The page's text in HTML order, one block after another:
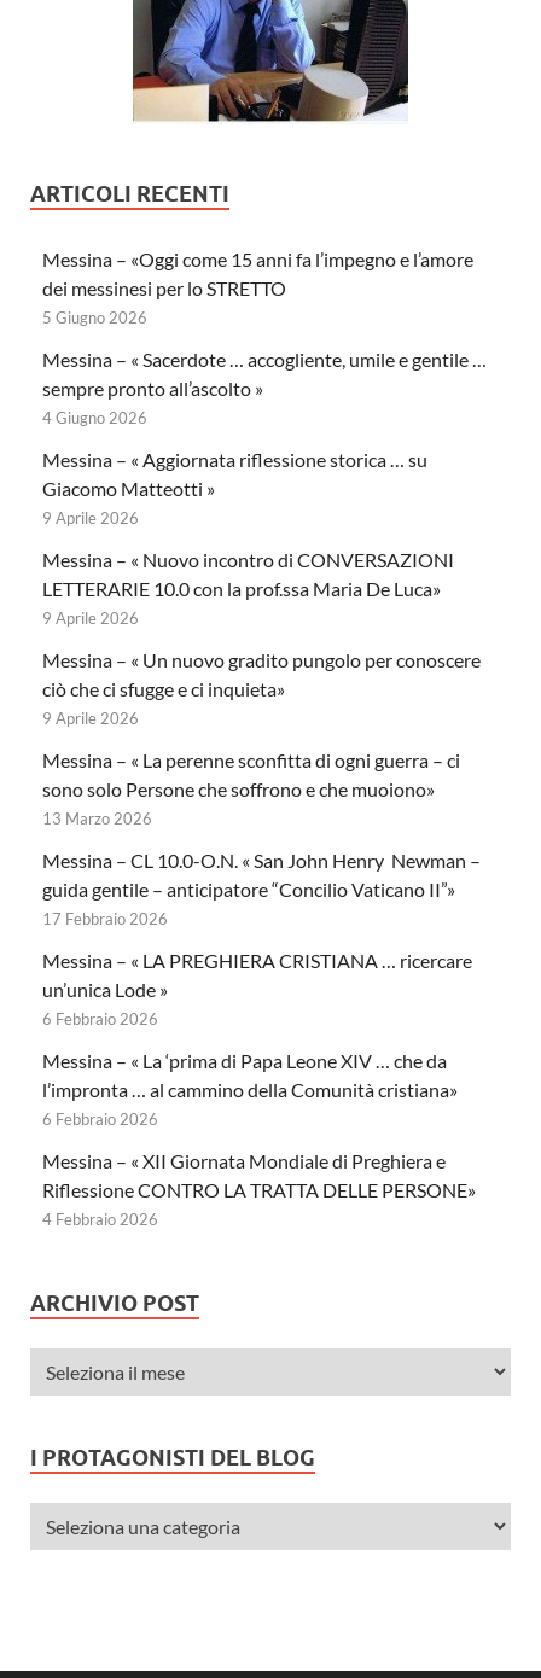
ARTICOLI RECENTI
Messina – «Oggi come 15 anni fa l’impegno e l’amore
dei messinesi per lo STRETTO
5 Giugno 2026
Messina – « Sacerdote … accogliente, umile e gentile …
sempre pronto all’ascolto »
4 Giugno 2026
Messina – « Aggiornata riflessione storica … su
Giacomo Matteotti »
9 Aprile 2026
Messina – « Nuovo incontro di CONVERSAZIONI
LETTERARIE 10.0 con la prof.ssa Maria De Luca»
9 Aprile 2026
Messina – « Un nuovo gradito pungolo per conoscere
ciò che ci sfugge e ci inquieta»
9 Aprile 2026
Messina – « La perenne sconfitta di ogni guerra – ci
sono solo Persone che soffrono e che muoiono»
13 Marzo 2026
Messina – CL 10.0-O.N. « San John Henry Newman –
guida gentile – anticipatore “Concilio Vaticano II”»
17 Febbraio 2026
Messina – « LA PREGHIERA CRISTIANA … ricercare
un’unica Lode »
6 Febbraio 2026
Messina – « La ‘prima di Papa Leone XIV … che da
l’impronta … al cammino della Comunità cristiana»
6 Febbraio 2026
Messina – « XII Giornata Mondiale di Preghiera e
Riflessione CONTRO LA TRATTA DELLE PERSONE»
4 Febbraio 2026
ARCHIVIO POST
I PROTAGONISTI DEL BLOG